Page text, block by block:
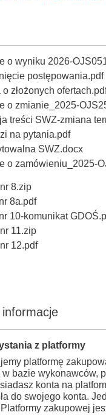
o wyniku 2026-
postępowania.pdf
o złożonych
o zmianie_2025-
treści SWZ-zmiana
na pytania.pdf
SWZ.docx
o zamówieniu_2025-
8.zip
8a.pdf
10-komunikat
11.zip
12.pdf
z platformy
platformę
bazie wykonawców,
konta na
do swojego konta.
zakupowej